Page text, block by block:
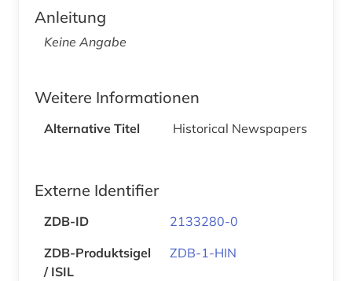
Anleitung
Keine Angabe
Weitere Informationen
Alternative Titel Historical Newspapers
Externe Identifier
ZDB-ID
2133280-0
ZDB-Produktsigel
/ ISIL
ZDB-1-HIN